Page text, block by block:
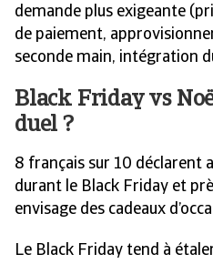
demande plus exigeante
de paiement,
seconde main, intégration
Black Friday vs
duel ?
8 français sur 10 déclarent
durant le Black Friday et
envisage des cadeaux
Le Black Friday tend à